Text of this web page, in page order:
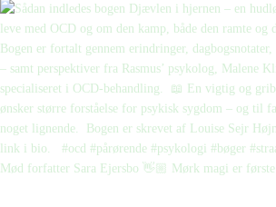
Mød forfatter Sara Ejersbo 👋🏼 Mørk magi er første